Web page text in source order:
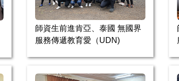
師資生前進肯亞、泰國 無國界
服務傳遞教育愛（UDN)